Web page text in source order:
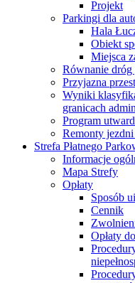
Projekt
Parkingi dla
Hala
Obiekt
Miejsca
Równanie
Przyjazna
Wyniki
granicach
Program
Remonty
Strefa Płatnego
Informacje
Mapa Strefy
Opłaty
Sposób
Cennik
Opłaty